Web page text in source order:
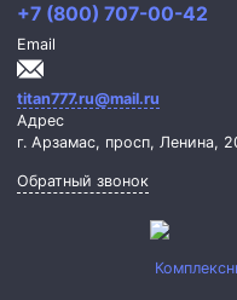
+7 (800) 707-00-42
Email
titan777.ru@mail.ru
Адрес
г. Арзамас, просп, Ленина,
Обратный звонок